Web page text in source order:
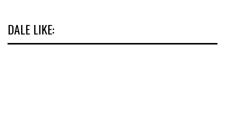
DALE LIKE: